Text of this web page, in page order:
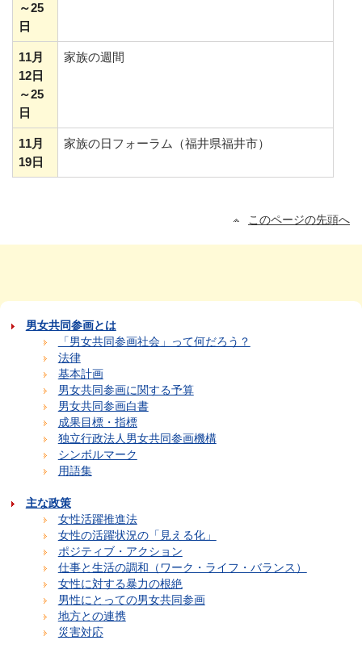
～25
日
11月
12日
～25
日
家族の週間
11月
19日
家族の日フォーラム（福井県福井市）
このページの先頭へ